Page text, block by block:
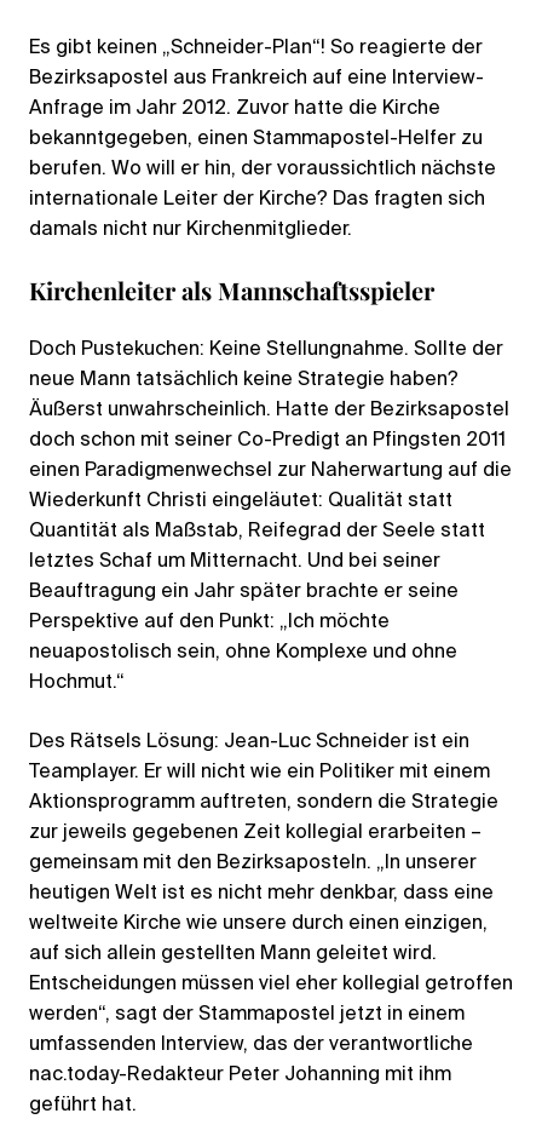
Es gibt keinen „Schneider-Plan“! So reagierte der
Bezirksapostel aus Frankreich auf eine Interview-
Anfrage im Jahr 2012. Zuvor hatte die Kirche
bekanntgegeben, einen Stammapostel-Helfer zu
berufen. Wo will er hin, der voraussichtlich nächste
internationale Leiter der Kirche? Das fragten sich
damals nicht nur Kirchenmitglieder.
Kirchenleiter als Mannschaftsspieler
Doch Pustekuchen: Keine Stellungnahme. Sollte der
neue Mann tatsächlich keine Strategie haben?
Äußerst unwahrscheinlich. Hatte der Bezirksapostel
doch schon mit seiner Co-Predigt an Pfingsten 2011
einen Paradigmenwechsel zur Naherwartung auf die
Wiederkunft Christi eingeläutet: Qualität statt
Quantität als Maßstab, Reifegrad der Seele statt
letztes Schaf um Mitternacht. Und bei seiner
Beauftragung ein Jahr später brachte er seine
Perspektive auf den Punkt: „Ich möchte
neuapostolisch sein, ohne Komplexe und ohne
Hochmut.“
Des Rätsels Lösung: Jean-Luc Schneider ist ein
Teamplayer. Er will nicht wie ein Politiker mit einem
Aktionsprogramm auftreten, sondern die Strategie
zur jeweils gegebenen Zeit kollegial erarbeiten –
gemeinsam mit den Bezirksaposteln. „In unserer
heutigen Welt ist es nicht mehr denkbar, dass eine
weltweite Kirche wie unsere durch einen einzigen,
auf sich allein gestellten Mann geleitet wird.
Entscheidungen müssen viel eher kollegial getroffen
werden“, sagt der Stammapostel jetzt in einem
umfassenden Interview, das der verantwortliche
nac.today-Redakteur Peter Johanning mit ihm
geführt hat.